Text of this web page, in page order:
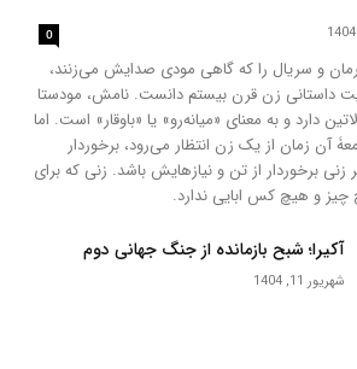
0
و سریال را که گاهی مودی صدایش می‌زنند،
داستانی زن قرن بیستم دانست. نامش، مودستا
دارد و به معنای «ميانه‌رو» یا «باوقار» است. اما
آن زمان از یک زن انتظار می‌رود، برخوردار
زنی برخوردار از تن و نیازهایش باشد. زنی که برای
چیز و هیچ کس ابایی ندارد.
آکیرا؛ شبح بازمانده از جنگ جهانی دوم
شهریور 11, 1404